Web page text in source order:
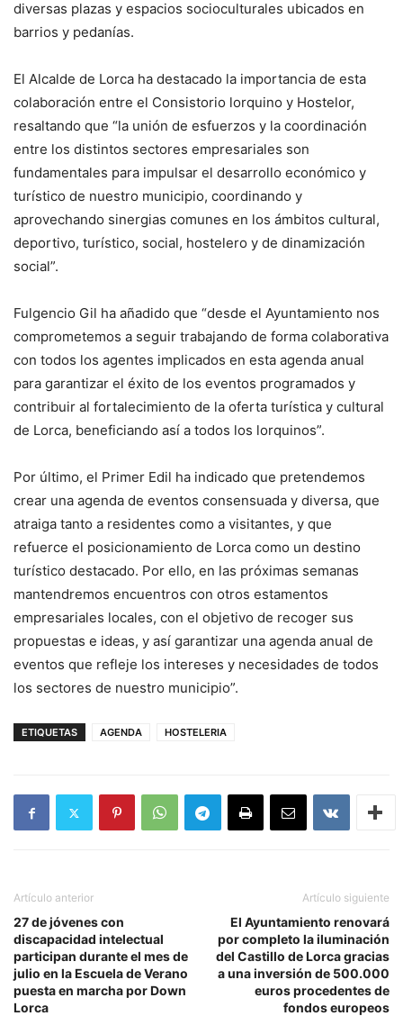
diversas plazas y espacios socioculturales ubicados en
barrios y pedanías.
El Alcalde de Lorca ha destacado la importancia de esta
colaboración entre el Consistorio lorquino y Hostelor,
resaltando que “la unión de esfuerzos y la coordinación
entre los distintos sectores empresariales son
fundamentales para impulsar el desarrollo económico y
turístico de nuestro municipio, coordinando y
aprovechando sinergias comunes en los ámbitos cultural,
deportivo, turístico, social, hostelero y de dinamización
social”.
Fulgencio Gil ha añadido que “desde el Ayuntamiento nos
comprometemos a seguir trabajando de forma colaborativa
con todos los agentes implicados en esta agenda anual
para garantizar el éxito de los eventos programados y
contribuir al fortalecimiento de la oferta turística y cultural
de Lorca, beneficiando así a todos los lorquinos”.
Por último, el Primer Edil ha indicado que pretendemos
crear una agenda de eventos consensuada y diversa, que
atraiga tanto a residentes como a visitantes, y que
refuerce el posicionamiento de Lorca como un destino
turístico destacado. Por ello, en las próximas semanas
mantendremos encuentros con otros estamentos
empresariales locales, con el objetivo de recoger sus
propuestas e ideas, y así garantizar una agenda anual de
eventos que refleje los intereses y necesidades de todos
los sectores de nuestro municipio”.
ETIQUETAS AGENDA HOSTELERIA
Artículo anterior
27 de jóvenes con
discapacidad intelectual
participan durante el mes de
julio en la Escuela de Verano
puesta en marcha por Down
Lorca
Artículo siguiente
El Ayuntamiento renovará
por completo la iluminación
del Castillo de Lorca gracias
a una inversión de 500.000
euros procedentes de
fondos europeos